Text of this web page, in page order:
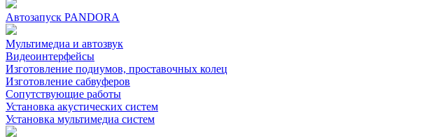
Автозапуск PANDORA
Мультимедиа и автозвук
Видеоинтерфейсы
Изготовление подиумов, проставочных колец
Изготовление сабвуферов
Сопутствующие работы
Установка акустических систем
Установка мультимедиа систем